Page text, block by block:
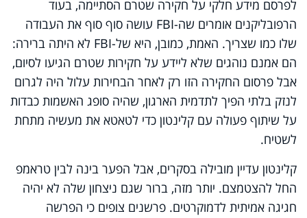
לפרסם מידע חלקי על חקירה שטרם הסתיימה, בעוד
הרפובליקנים אומרים שה-FBI עושה סוף סוף את העבודה
שלו כמו שצריך. האמת, כמובן, היא של-FBI לא היתה ברירה:
הם אמנם נוהגים שלא ליידע על חקירות שטרם הגיעו לסיום,
אבל פרסום החקירה הזו רק לאחר הבחירות עלול היה לגרום
לנזק בלתי הפיך לתדמית הארגון, שהיה סופג האשמות כבדות
על שיתוף פעולה עם קלינטון כדי לטאטא את מעשיה מתחת
לשטיח.
קלינטון עדיין מובילה בסקרים, אבל הפער בינה לבין טראמפ
החל להצטמצם. יותר מזה, ברור שגם ניצחון שלה לא יהיה
חגיגה אמיתית לדמוקרטים. פרשנים צופים כי הפרשה